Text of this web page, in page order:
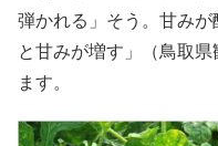
弾かれる」そう。甘み
と甘みが増す」（鳥取
ます。